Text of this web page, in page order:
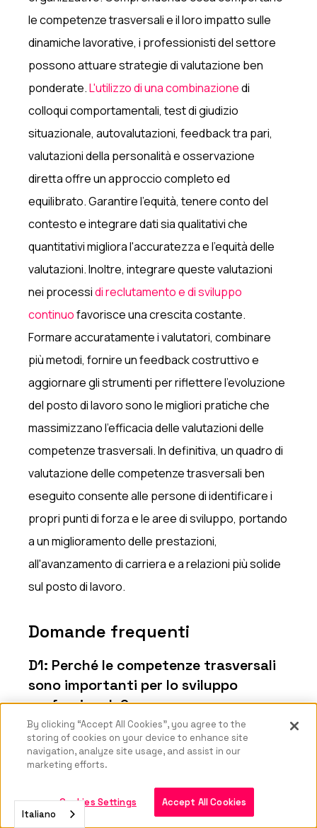
le competenze trasversali e il loro impatto sulle
dinamiche lavorative, i professionisti del settore
possono attuare strategie di valutazione ben
ponderate.L'utilizzo di una combinazionedi
colloqui comportamentali, test di giudizio
situazionale, autovalutazioni, feedback tra pari,
valutazioni della personalità e osservazione
diretta offre un approccio completo ed
equilibrato. Garantire l'equità, tenere conto del
contesto e integrare dati sia qualitativi che
quantitativi migliora l'accuratezza e l'equità delle
valutazioni. Inoltre, integrare queste valutazioni
nei processidi reclutamento e di sviluppo
continuofavorisce una crescita costante.
Formare accuratamente i valutatori, combinare
più metodi, fornire un feedback costruttivo e
aggiornare gli strumenti per riflettere l'evoluzione
del posto di lavoro sono le migliori pratiche che
massimizzano l'efficacia delle valutazioni delle
competenze trasversali. In definitiva, un quadro di
valutazione delle competenze trasversali ben
eseguito consente alle persone di identificare i
propri punti di forza e le aree di sviluppo, portando
a un miglioramento delle prestazioni,
all'avanzamento di carriera e a relazioni più solide
sul posto di lavoro.
Domande frequenti
D1: Perché le competenze trasversali
sono importanti per lo sviluppo
professionale?
Le competenze trasversali favoriscono una
comunicazione efficace, il lavoro di squadra, la
essenziali per affrontare le sfide sul posto di
lavoro e fare carriera.
Italiano
By clicking “Accept All Cookies”, you agree to the
storing of cookies on your device to enhance site
navigation, analyze site usage, and assist in our
marketing efforts.
Cookies Settings Accept All Cookies